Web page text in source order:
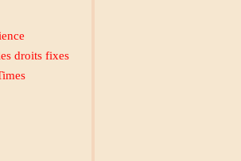
droits fixes